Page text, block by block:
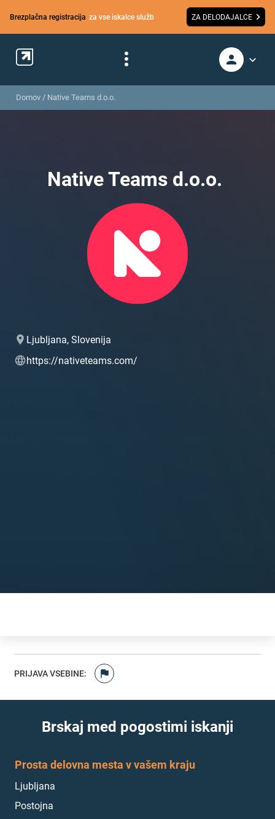
Brezplačna registracija za vse iskalce služb ZA DELODAJALCE
Domov / Native Teams d.o.o.
Native Teams d.o.o.
Ljubljana, Slovenija
https://nativeteams.com/
PRIJAVA VSEBINE:
Brskaj med pogostimi iskanji
Prosta delovna mesta v vašem kraju
Ljubljana
Postojna